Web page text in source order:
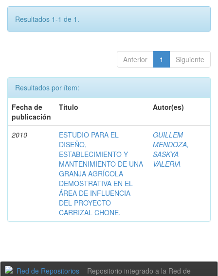
Resultados 1-1 de 1.
Anterior 1 Siguiente
Resultados por ítem:
Fecha de
publicación
Título Autor(es)
2010
ESTUDIO PARA EL
DISEÑO,
ESTABLECIMIENTO Y
MANTENIMIENTO DE UNA
GRANJA AGRÍCOLA
DEMOSTRATIVA EN EL
ÁREA DE INFLUENCIA
DEL PROYECTO
CARRIZAL CHONE.
GUILLEM
MENDOZA,
SASKYA
VALERIA
Repositorio integrado a la Red de